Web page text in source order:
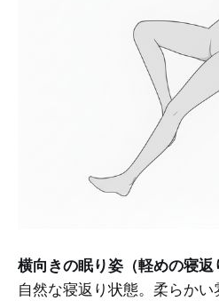
横向きの眠り姿（軽めの寝返
自然な寝返り状態。柔らか